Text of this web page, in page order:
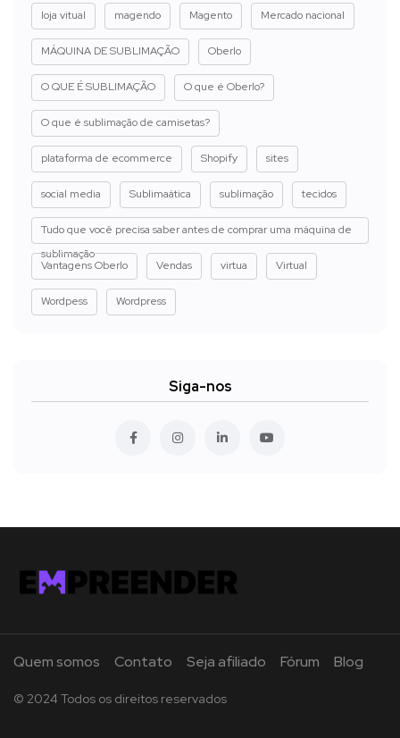
loja vitual magendo Magento Mercado nacional
MÁQUINA DE SUBLIMAÇÃO Oberlo
O QUE É SUBLIMAÇÃO O que é Oberlo?
O que é sublimação de camisetas?
plataforma de ecommerce Shopify sites
social media Sublimaática sublimação tecidos
Tudo que você precisa saber antes de comprar uma máquina de
sublimação
Vantagens Oberlo
Vendas virtua Virtual
Wordpess Wordpress
Siga-nos
Quem somos Contato Seja afiliado Fórum Blog
© 2024 Todos os direitos reservados